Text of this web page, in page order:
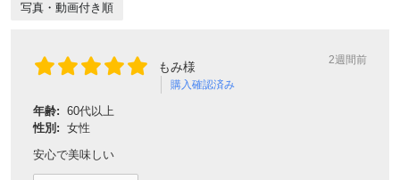
写真・動画付き順
もみ様
購入確認済み
2週間前
年齢: 60代以上
性別: 女性
安心で美味しい